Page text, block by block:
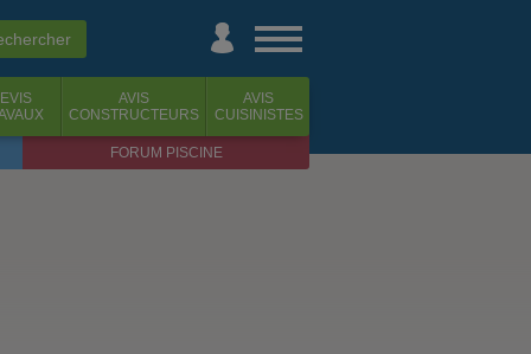
AVIS
CONSTRUCTEURS
AVIS
CUISINISTES
FORUM PISCINE